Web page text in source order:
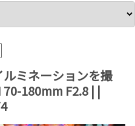
ミネーションを撮
180mm F2.8 | |